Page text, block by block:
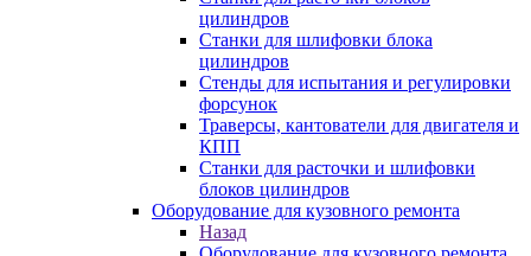
цилиндров
Станки для шлифовки блока
цилиндров
Стенды для испытания и регулировки
форсунок
Траверсы, кантователи для двигателя и
КПП
Станки для расточки и шлифовки
блоков цилиндров
Оборудование для кузовного ремонта
Назад